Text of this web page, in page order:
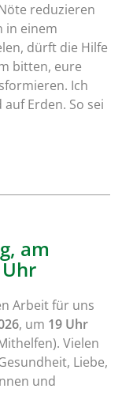
reduzieren
in einem
dürft die Hilfe
bitten, eure
Ich
Erden. So sei
am
Arbeit für uns
, um 19 Uhr
Vielen
Liebe,
und